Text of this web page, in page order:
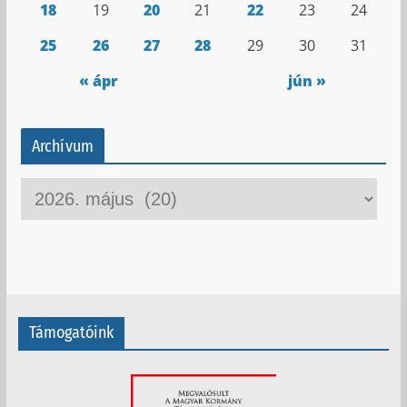
« ápr jún »
18 19 20 21 22 23
24
25
26 27 28 29 30 31
Archívum
r
Támogatóink